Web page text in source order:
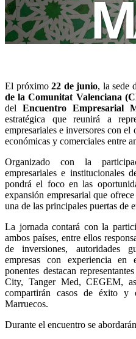
El próximo 22 de junio, la sede
de la Comunitat Valenciana
del Encuentro Empresarial
estratégica que reunirá a
empresariales e inversores con
económicas y comerciales entre
Organizado con la
empresariales e institucionales
pondrá el foco en las
expansión empresarial que
una de las principales puertas de
La jornada contará con la
ambos países, entre ellos
de inversiones, autoridades
empresas con experiencia
ponentes destacan
City, Tanger Med, CEGEM,
compartirán casos de éxito y
Marruecos.
Durante el encuentro se